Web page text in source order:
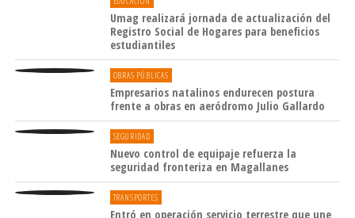
Umag realizará jornada de actualización del
Registro Social de Hogares para beneficios
estudiantiles
OBRAS PÚBLICAS
Empresarios natalinos endurecen postura
frente a obras en aeródromo Julio Gallardo
SEGURIDAD
Nuevo control de equipaje refuerza la
seguridad fronteriza en Magallanes
TRANSPORTES
Entró en operación servicio terrestre que une